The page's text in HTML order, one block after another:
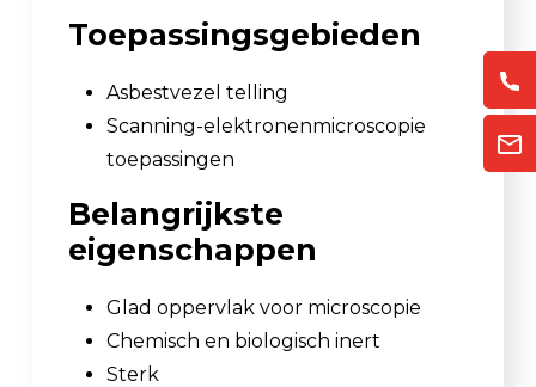
Toepassingsgebieden
Asbestvezel telling
Scanning-elektronenmicroscopie
toepassingen
Belangrijkste
eigenschappen
Glad oppervlak voor microscopie
Chemisch en biologisch inert
Sterk